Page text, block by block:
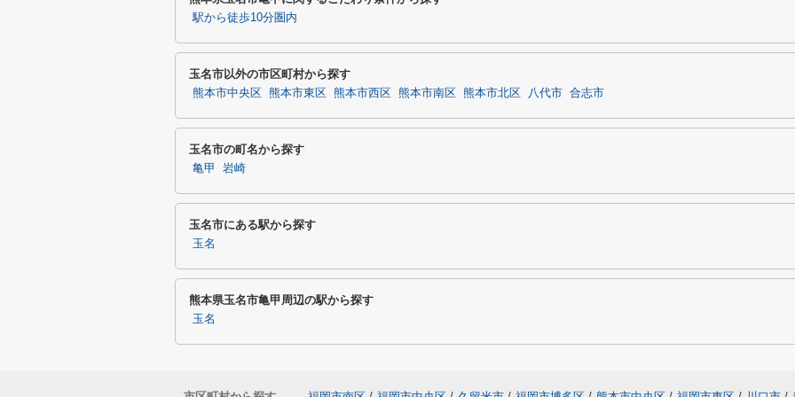
駅から徒歩10分圏内
玉名市以外の市区町村から探す
熊本市中央区 熊本市東区 熊本市西区 熊本市南区 熊本市北区 八代市 合志市
玉名市の町名から探す
亀甲 岩崎
玉名市にある駅から探す
玉名
熊本県玉名市亀甲周辺の駅から探す
玉名